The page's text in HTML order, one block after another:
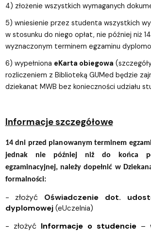
4) złożenie wszystkich wymaganych
5) wniesienie przez studenta wszystkich
w stosunku do niego opłat, nie później niż
wyznaczonym terminem egzaminu
6) wypełniona eKarta obiegowa
rozliczeniem z Biblioteką GUMed będzie
dziekanat MWB bez konieczności udziału
Informacje szczegółowe
14 dni przed planowanym terminem
jednak nie później niż do końca
egzaminacyjnej, należy dopełnić w
formalności:
- złożyć
Oświadczenie dot.
dyplomowej (eUczelnia)
- złożyć Informacje o studencie –